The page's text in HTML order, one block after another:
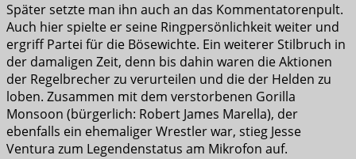
Später setzte man ihn auch an das Kommentatorenpult.
Auch hier spielte er seine Ringpersönlichkeit weiter und
ergriff Partei für die Bösewichte. Ein weiterer Stilbruch in
der damaligen Zeit, denn bis dahin waren die Aktionen
der Regelbrecher zu verurteilen und die der Helden zu
loben. Zusammen mit dem verstorbenen Gorilla
Monsoon (bürgerlich: Robert James Marella), der
ebenfalls ein ehemaliger Wrestler war, stieg Jesse
Ventura zum Legendenstatus am Mikrofon auf.